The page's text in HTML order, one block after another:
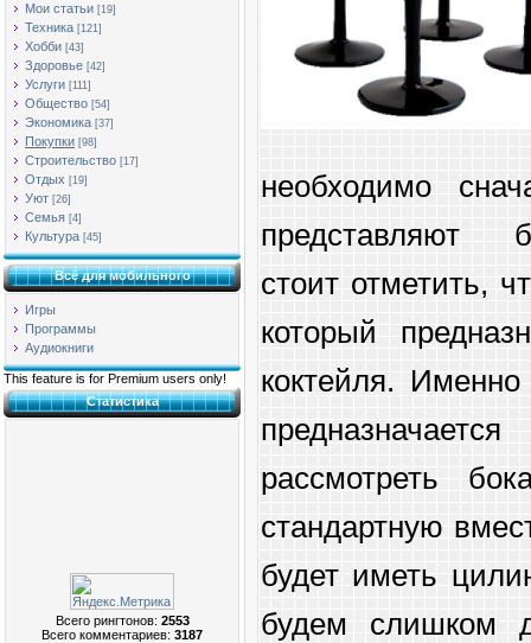
Мои статьи [19]
Техника [121]
Хобби [43]
Здоровье [42]
Услуги [111]
Общество [54]
Экономика [37]
Покупки [98]
Строительство [17]
Отдых [19]
Уют [26]
Семья [4]
Культура [45]
Всё для мобильного
Игры
Программы
Аудиокниги
This feature is for Premium users only!
Статистика
Всего рингтонов: 2553
Всего комментариев: 3187
необходимо
стоит отметить,
который
коктейля.
рассмотреть
стандартную
будет иметь
будем слишком